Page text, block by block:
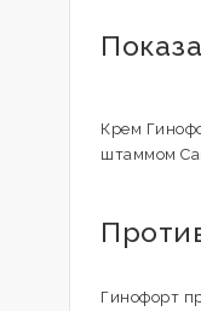
Крем
штаммом
Гинофорт